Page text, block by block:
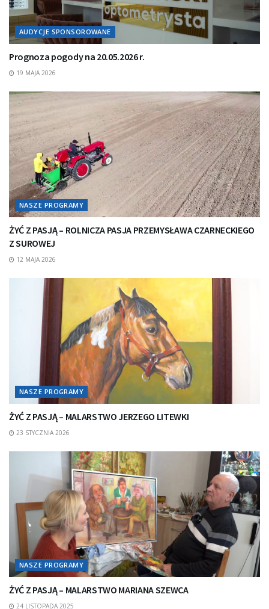
AUDYCJE SPONSOROWANE
Prognoza pogody na 20.05.2026 r.
19 MAJA 2026
NASZE PROGRAMY
ŻYĆ Z PASJĄ – ROLNICZA PASJA PRZEMYSŁAWA CZARNECKIEGO
Z SUROWEJ
12 MAJA 2026
NASZE PROGRAMY
ŻYĆ Z PASJĄ – MALARSTWO JERZEGO LITEWKI
23 STYCZNIA 2026
NASZE PROGRAMY
ŻYĆ Z PASJĄ – MALARSTWO MARIANA SZEWCA
24 LISTOPADA 2025